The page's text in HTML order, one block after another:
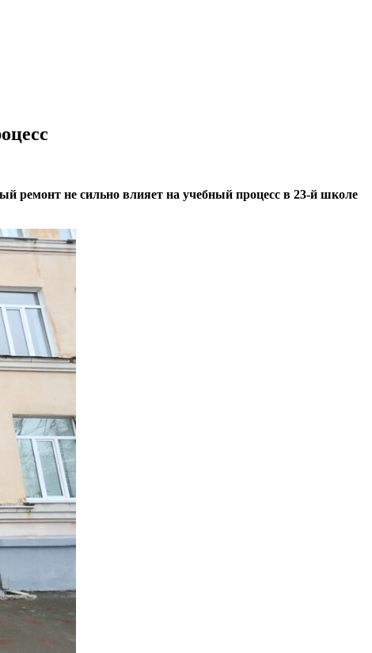
ремонт не сильно влияет на учебный процесс в 23-й школе